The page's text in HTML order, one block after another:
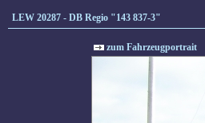
LEW 20287 - DB Regio "143 837-3"
zum Fahrzeugportrait